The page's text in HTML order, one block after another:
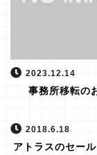
2023.12.14
事務所移転の
2018.6.18
アトラスのセー